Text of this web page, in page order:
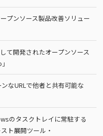
プンソース製品改善ソリュー
て開発されたオープンソース
なURLで他者と共有可能な
のタスクトレイに常駐する
ト展開ツール・